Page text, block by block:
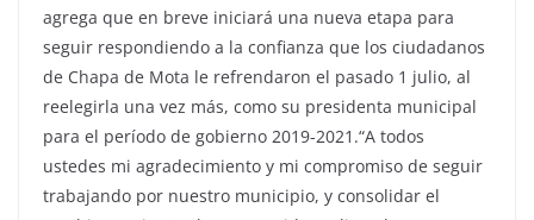
agrega que en breve iniciará una nueva etapa para
seguir respondiendo a la confianza que los ciudadanos
de Chapa de Mota le refrendaron el pasado 1 julio, al
reelegirla una vez más, como su presidenta municipal
para el período de gobierno 2019-2021.“A todos
ustedes mi agradecimiento y mi compromiso de seguir
trabajando por nuestro municipio, y consolidar el